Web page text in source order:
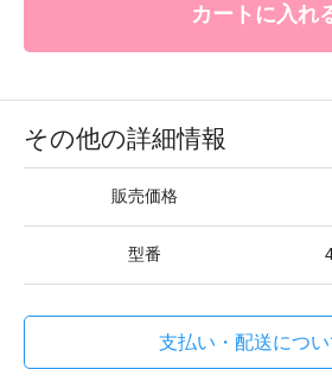
カートに入れ
その他の詳細情報
販売価格
型番
支払い・配送につい